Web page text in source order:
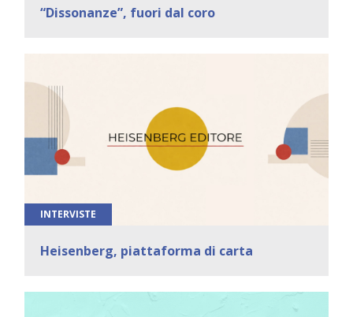
“Dissonanze”, fuori dal coro
INTERVISTE
Heisenberg, piattaforma di carta